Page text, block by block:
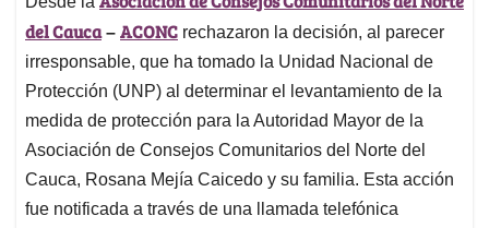
s
A
p
p
b
o
o
k
e
d
I
n
l
a
d
s
del Cauca– ACONC rechazaron la decisión, al parecer
irresponsable, que ha tomado la Unidad Nacional de
Protección (UNP) al determinar el levantamiento de la
medida de protección para la Autoridad Mayor de la
Asociación de Consejos Comunitarios del Norte del
Cauca, Rosana Mejía Caicedo y su familia. Esta acción
fue notificada a través de una llamada telefónica